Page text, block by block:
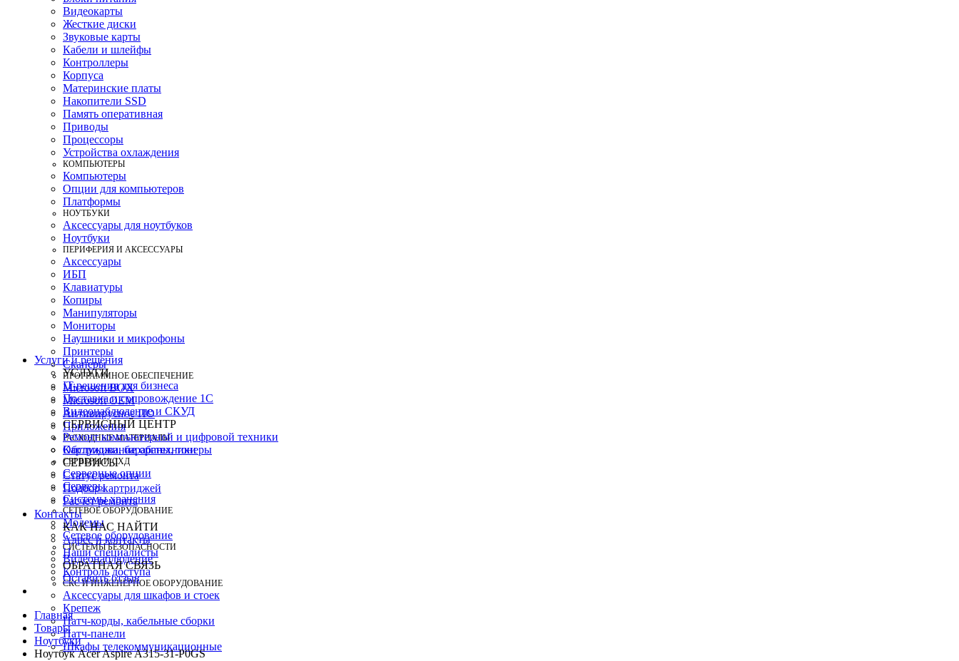
Видеокарты
Жесткие диски
Звуковые карты
Кабели и шлейфы
Контроллеры
Корпуса
Материнские платы
Накопители SSD
Память оперативная
Приводы
Процессоры
Устройства охлаждения
КОМПЬЮТЕРЫ
Компьютеры
Опции для компьютеров
Платформы
НОУТБУКИ
Аксессуары для ноутбуков
Ноутбуки
ПЕРИФЕРИЯ И АКСЕССУАРЫ
Аксессуары
ИБП
Клавиатуры
Копиры
Манипуляторы
Мониторы
Наушники и микрофоны
Принтеры
Сканеры
ПРОГРАММНОЕ ОБЕСПЕЧЕНИЕ
Microsoft BOX
Microsoft OEM
Антивирусное ПО
Приложения
РАСХОДНЫЕ МАТЕРИАЛЫ
Картриджи, барабаны, тонеры
СЕРВЕРЫ И СХД
Серверные опции
Серверы
Системы хранения
СЕТЕВОЕ ОБОРУДОВАНИЕ
Модемы
Сетевое оборудование
СИСТЕМЫ БЕЗОПАСНОСТИ
Видеонаблюдение
Контроль доступа
СКС И ИНЖЕНЕРНОЕ ОБОРУДОВАНИЕ
Аксессуары для шкафов и стоек
Крепеж
Патч-корды, кабельные сборки
Патч-панели
Шкафы телекоммуникационные
Услуги и решения
УСЛУГИ
IT-решения для бизнеса
Поставка и сопровождение 1C
Видеонаблюдение и СКУД
СЕРВИСНЫЙ ЦЕНТР
Ремонт компьютерной и цифровой техники
Обслуживание оргтехники
СЕРВИСЫ
Статус ремонта
Подбор картриджей
Расчет ремонта
Контакты
КАК НАС НАЙТИ
Адрес и контакты
Наши специалисты
ОБРАТНАЯ СВЯЗЬ
Оставить отзыв
Главная
Товары
Ноутбуки
Ноутбук Acer Aspire A315-31-P0GS